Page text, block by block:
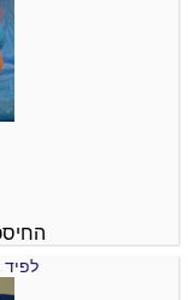
החיסכון
לפיד